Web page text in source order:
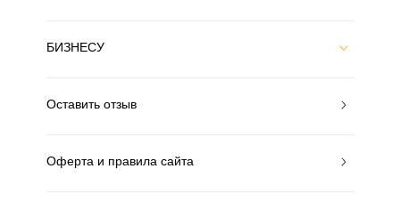
БИЗНЕСУ
Оставить отзыв
Оферта и правила сайта